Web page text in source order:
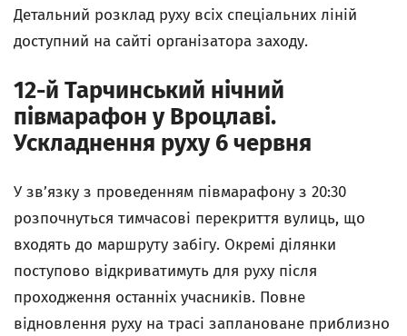
Детальний розклад руху всіх спеціальних ліній
доступний на сайті організатора заходу.
12-й Тарчинський нічний
півмарафон у Вроцлаві.
Ускладнення руху 6 червня
У зв’язку з проведенням півмарафону з 20:30
розпочнуться тимчасові перекриття вулиць, що
входять до маршруту забігу. Окремі ділянки
поступово відкриватимуть для руху після
проходження останніх учасників. Повне
відновлення руху на трасі заплановане приблизно